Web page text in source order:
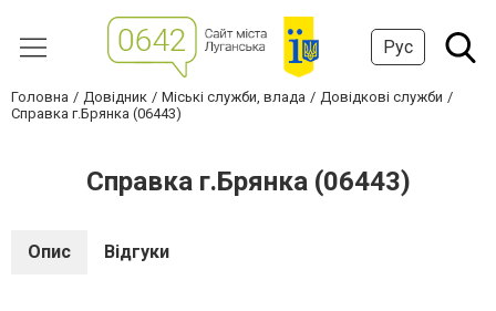
Рус
Головна Довідник Міські служби, влада
Довідкові служби
Справка г.Брянка (06443)
Справка г.Брянка (06443)
Опис Відгуки